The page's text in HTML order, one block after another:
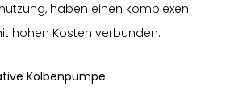
haben einen komplexen
hohen Kosten verbunden.
Kolbenpumpe